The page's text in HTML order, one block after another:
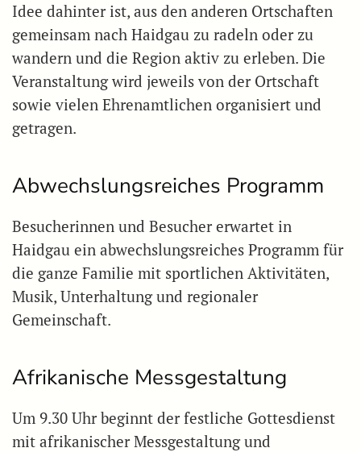
Idee dahinter ist, aus den anderen Ortschaften
gemeinsam nach Haidgau zu radeln oder zu
wandern und die Region aktiv zu erleben. Die
Veranstaltung wird jeweils von der Ortschaft
sowie vielen Ehrenamtlichen organisiert und
getragen.
Abwechslungsreiches Programm
Besucherinnen und Besucher erwartet in
Haidgau ein abwechslungsreiches Programm für
die ganze Familie mit sportlichen Aktivitäten,
Musik, Unterhaltung und regionaler
Gemeinschaft.
Afrikanische Messgestaltung
Um 9.30 Uhr beginnt der festliche Gottesdienst
mit afrikanischer Messgestaltung und